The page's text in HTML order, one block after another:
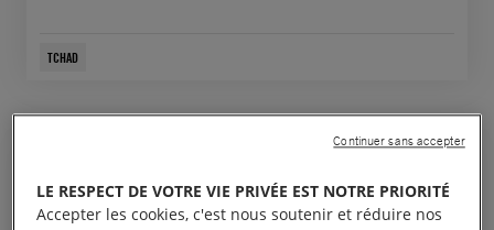
TCHAD
LE RESPECT DE VOTRE VIE PRIVÉE EST NOTRE PRIORITÉ
Accepter les cookies, c'est nous soutenir et réduire nos
Continuer sans accepter